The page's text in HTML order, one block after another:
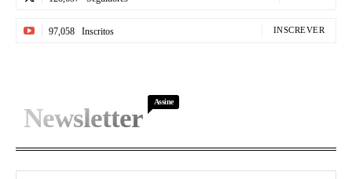
97,058 Inscritos INSCREVER
Newsletter
Assine